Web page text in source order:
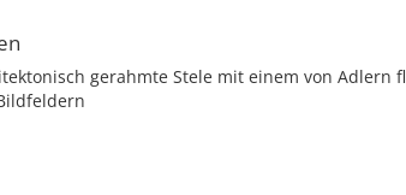
gerahmte Stele mit einem von Adlern